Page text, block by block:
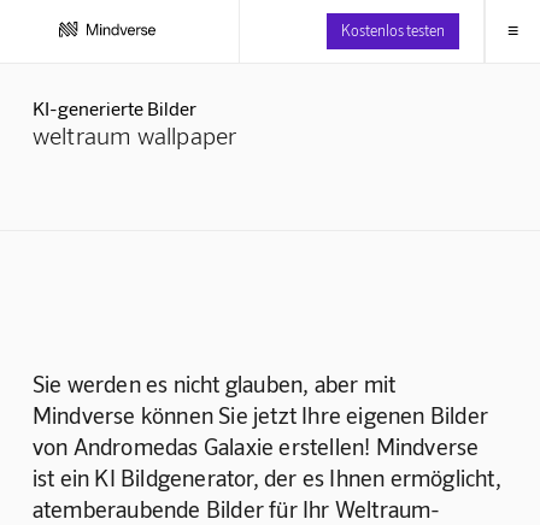
Kostenlos testen ≡
KI-generierte Bilder
weltraum wallpaper
Sie werden es nicht glauben, aber mit
Mindverse können Sie jetzt Ihre eigenen Bilder
von Andromedas Galaxie erstellen! Mindverse
ist ein KI Bildgenerator, der es Ihnen ermöglicht,
atemberaubende Bilder für Ihr Weltraum-